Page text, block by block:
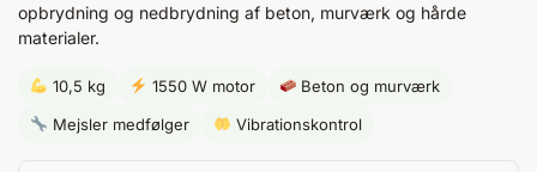
opbrydning og nedbrydning af beton, murværk og hårde
materialer.
10,5 kg 1550 W motor
Beton og murværk
Mejsler medfølger
Vibrationskontrol